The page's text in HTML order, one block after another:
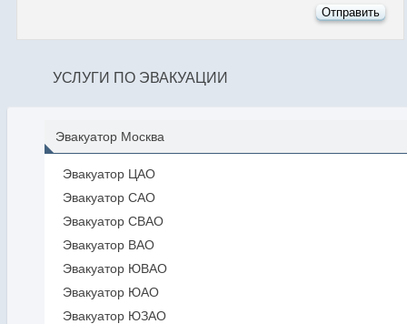
УСЛУГИ ПО ЭВАКУАЦИИ
Эвакуатор Москва
Эвакуатор ЦАО
Эвакуатор САО
Эвакуатор СВАО
Эвакуатор ВАО
Эвакуатор ЮВАО
Эвакуатор ЮАО
Эвакуатор ЮЗАО